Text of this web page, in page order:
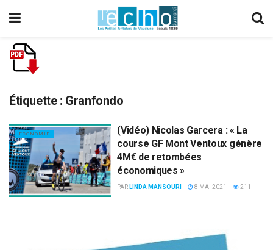
Étiquette : Granfondo
ECONOMIE
(Vidéo) Nicolas Garcera : « La
course GF Mont Ventoux génère
4M€ de retombées
économiques »
PAR LINDA MANSOURI 8 MAI 2021 211